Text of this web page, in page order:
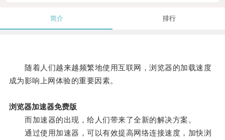
简介 排行
随着人们越来越频繁地使用互联网，浏览器的加载速度
成为影响上网体验的重要因素。
浏览器加速器免费版
而加速器的出现，给人们带来了全新的解决方案。
通过使用加速器，可以有效提高网络连接速度，加快浏